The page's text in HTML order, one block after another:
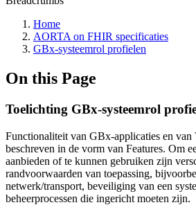
Home
AORTA on FHIR specificaties
GBx-systeemrol profielen
On this Page
Toelichting GBx-systeemrol
Functionaliteit van GBx-applicaties en
beschreven in de vorm van Features. Om
aanbieden of te kunnen gebruiken zijn
randvoorwaarden van toepassing,
netwerk/transport, beveiliging van een
beheerprocessen die ingericht moeten zijn.